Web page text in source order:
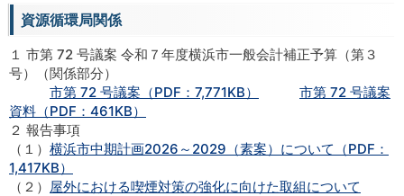
資源循環局関係
１ 市第 72 号議案 令和７年度横浜市一般会計補正予算（第３
号）（関係部分）
市第 72 号議案（PDF：7,771KB）
市第 72 号議案
資料（PDF：461KB）
２ 報告事項
（１） 横浜市中期計画2026～2029（素案）について（PDF：
1,417KB）
（２） 屋外における喫煙対策の強化に向けた取組について